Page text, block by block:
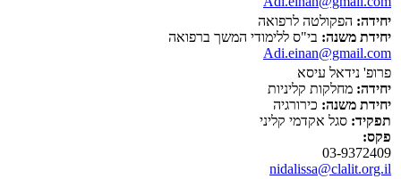
יחידה: הפקולטה לרפואה
יחידת משנה: בי"ס ללימודי המשך ברפואה
Adi.einan@gmail.com
פרופ' נידאל עיסא
יחידה: מחלקות קליניות
יחידת משנה: כירורגיה
תפקיד: סגל אקדמי קליני
פקס:
03-9372409
nidalissa@clalit.org.il